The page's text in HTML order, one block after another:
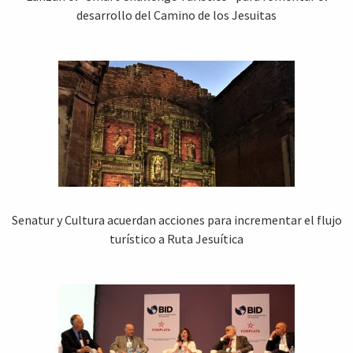
desarrollo del Camino de los Jesuitas
Senatur y Cultura acuerdan acciones para incrementar el flujo
turístico a Ruta Jesuítica